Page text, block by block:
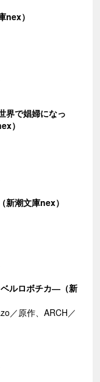
nex）
界で娼婦になっ
）
潮文庫nex）
ルロボチカ―（新
／原作、ARCH／